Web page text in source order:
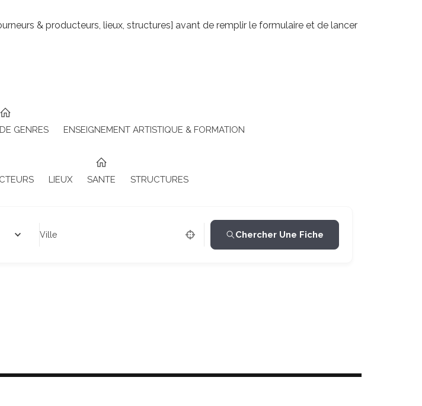
& producteurs, lieux, structures] avant de remplir le formulaire et de lancer
GENRES ENSEIGNEMENT ARTISTIQUE & FORMATION
LIEUX SANTE STRUCTURES
Ville Chercher Une Fiche